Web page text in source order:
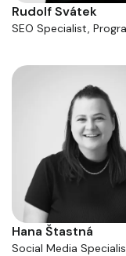
Rudolf Svátek
SEO Specialist,
Hana Štastná
Social Media